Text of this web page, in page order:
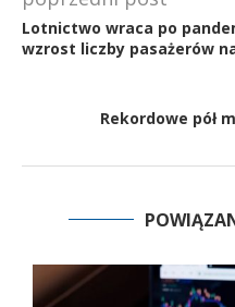
Lotnictwo wraca po
wzrost liczby pasażerów
Rekordowe pół